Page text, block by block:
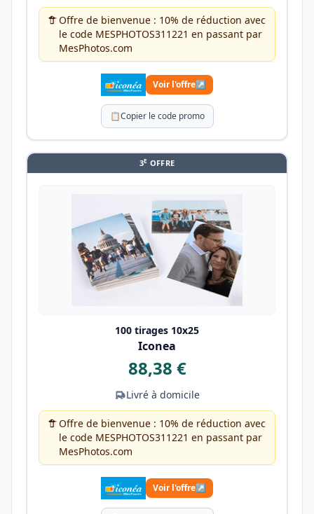
Offre de bienvenue : 10% de réduction avec
le code MESPHOTOS311221 en passant par
MesPhotos.com
Voir l'offre↗
📋Copier le code promo
3E OFFRE
100 tirages 10x25
Iconea
88,38 €
Livré à domicile
Offre de bienvenue : 10% de réduction avec
le code MESPHOTOS311221 en passant par
MesPhotos.com
Voir l'offre↗